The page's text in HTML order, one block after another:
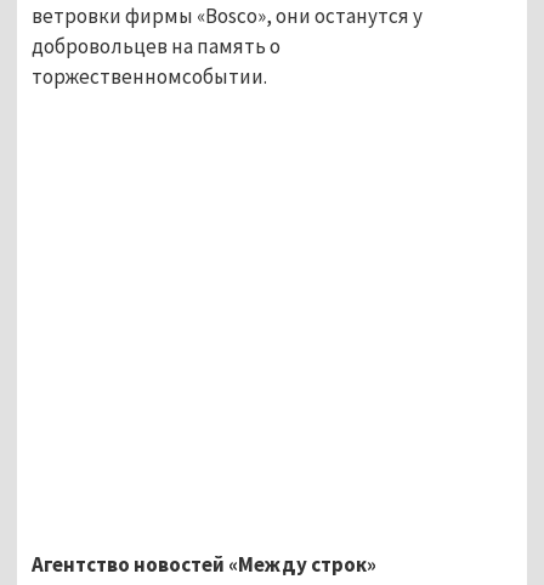
ветровки фирмы «Bosco», они останутся у
добровольцев на память о
торжественномсобытии.
Агентство новостей «Между строк»